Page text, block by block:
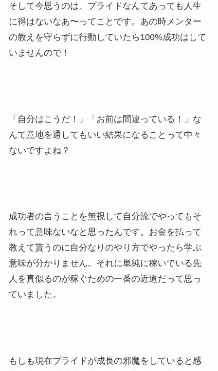
そして今思うのは、プライドなんてあっても人生
に得はないなあ〜ってことです。あの時メンター
の教えを守らずに行動していたら100%成功はして
いませんので！
「自分はこうだ！」「お前は間違っている！」な
んて意地を通してもいい結果になることって中々
ないですよね？
成功者の言うことを無視して自分流でやってもそ
れって意味ないなと思ったんです。お金を払って
教えて貰うのに自分なりのやり方でやったら学ぶ
意味が分かりません。それに単純に稼いでいる先
人を真似るのが稼ぐための一番の近道だって思っ
ていました。
もしも現在プライドが成長の邪魔をしていると感